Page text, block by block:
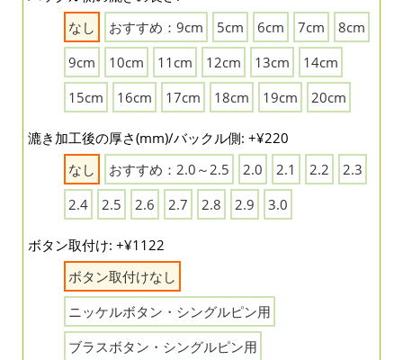
なし
おすすめ：9cm 5cm 6cm 7cm
8cm
9cm
10cm 11cm 12cm 13cm
14cm
15cm
16cm 17cm 18cm 19cm 20cm
漉き加工後の厚さ(mm)/バックル側: +¥220
なし
おすすめ：2.0～2.5 2.0 2.1 2.2
2.3
2.4
2.5 2.6 2.7 2.8 2.9 3.0
ボタン取付け: +¥1122
ボタン取付けなし
ニッケルボタン・シングルピン用
ブラスボタン・シングルピン用